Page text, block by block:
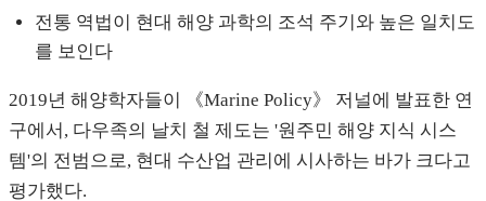
전통 역법이 현대 해양 과학의 조석 주기와 높은 일치도
를 보인다
2019년 해양학자들이 《Marine Policy》 저널에 발표한 연
구에서, 다우족의 날치 철 제도는 '원주민 해양 지식 시스
템'의 전범으로, 현대 수산업 관리에 시사하는 바가 크다고
평가했다.